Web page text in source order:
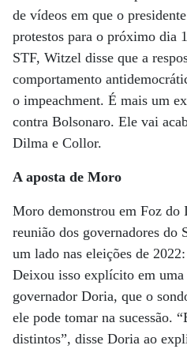
de vídeos em que o
protestos para o próximo dia
STF, Witzel disse que a
comportamento
o impeachment. É mais um
contra Bolsonaro. Ele vai
Dilma e Collor.
A aposta de Moro
Moro demonstrou em Foz do
reunião dos governadores do
um lado nas eleições de
Deixou isso explícito em uma
governador Doria, que o
ele pode tomar na sucessão.
distintos”, disse Doria ao